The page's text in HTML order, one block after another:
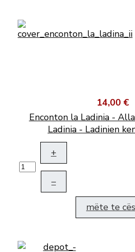
14,00 €
Enconton la Ladinia -
Ladinia - Ladinien
+
–
mëte te